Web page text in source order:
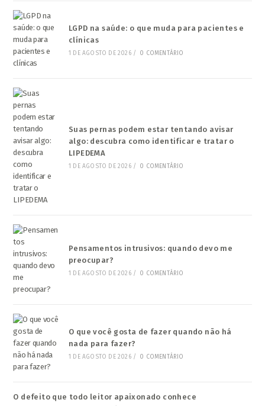
LGPD na saúde: o que muda para pacientes e
clínicas
1 DE AGOSTO DE 2026 / 0 COMENTÁRIO
Suas pernas podem estar tentando avisar
algo: descubra como identificar e tratar o
LIPEDEMA
1 DE AGOSTO DE 2026 / 0 COMENTÁRIO
Pensamentos intrusivos: quando devo me
preocupar?
1 DE AGOSTO DE 2026 / 0 COMENTÁRIO
O que você gosta de fazer quando não há
nada para fazer?
1 DE AGOSTO DE 2026 / 0 COMENTÁRIO
O defeito que todo leitor apaixonado conhece